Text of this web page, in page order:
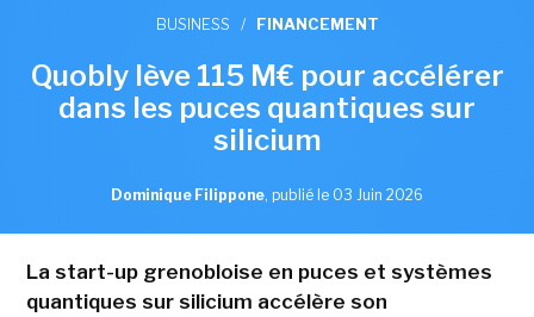
BUSINESS / FINANCEMENT
Quobly lève 115 M€ pour accélérer
dans les puces quantiques sur
silicium
Dominique Filippone, publié le 03 Juin 2026
La start-up grenobloise en puces et systèmes
quantiques sur silicium accélère son